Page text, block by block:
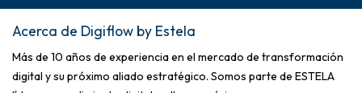
Acerca de Digiflow by Estela
Más de 10 años de experiencia en el mercado de transformación
digital y su próximo aliado estratégico. Somos parte de ESTELA